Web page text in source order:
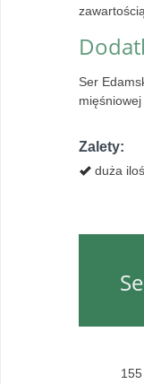
Ser
Zalety:
duża
155